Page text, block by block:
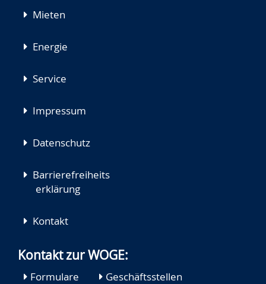
Mieten
Energie
Service
Impressum
Datenschutz
Barrierefreiheits
erklärung
Kontakt
Kontakt zur WOGE:
Formulare Geschäftsstellen